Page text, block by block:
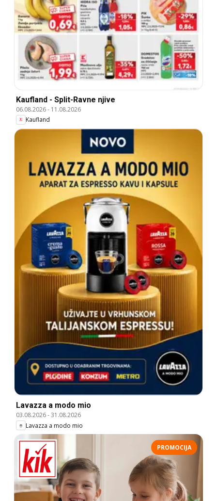
Kaufland - Split-Ravne njive
06.08.2026- 11.08.2026
Kaufland
Lavazza a modo mio
03.08.2026-31.08.2026
Lavazza a modo mio
PROMOCIJA